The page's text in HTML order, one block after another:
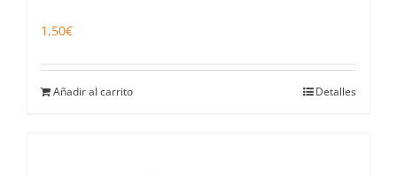
1,50€
Añadir al carrito Detalles